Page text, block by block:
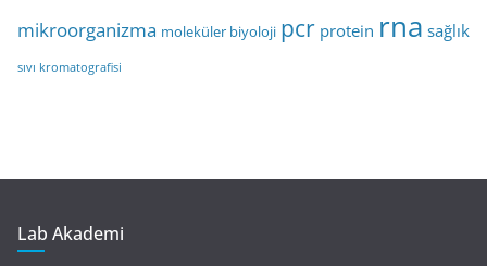
mikroorganizma moleküler biyoloji pcr protein rna sağlık
sıvı kromatografisi
Lab Akademi